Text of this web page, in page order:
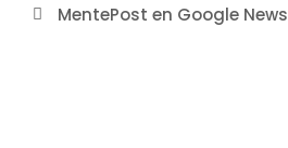
MentePost en Google News